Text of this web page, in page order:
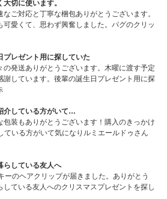
切に使います。
ご対応と丁寧な梱包ありがとうございます。
愛くて、思わず興奮しました。パグのクリッ
プレゼント用に探していた
発送ありがとうございます。木曜に渡す予定
謝しています。後輩の誕生日プレゼント用に探
介している方がいて…
装もありがとうございます！購入のきっかけ
ている方がいて気になりルミエールドゥさん
らしている友人へ
ーのヘアクリップが届きました。ありがとう
している友人へのクリスマスプレゼントを探し